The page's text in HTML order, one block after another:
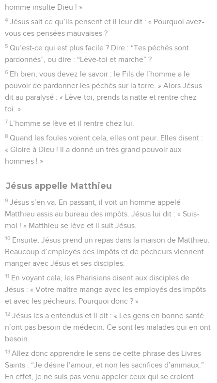
homme insulte Dieu ! »
4 Jésus sait ce qu’ils pensent et il leur dit : « Pourquoi avez-
vous ces pensées mauvaises ?
5 Qu’est-ce qui est plus facile ? Dire : “Tes péchés sont
pardonnés”, ou dire : “Lève-toi et marche” ?
6 Eh bien, vous devez le savoir : le Fils de l’homme a le
pouvoir de pardonner les péchés sur la terre. » Alors Jésus
dit au paralysé : « Lève-toi, prends ta natte et rentre chez
toi. »
7 L’homme se lève et il rentre chez lui.
8 Quand les foules voient cela, elles ont peur. Elles disent :
« Gloire à Dieu ! Il a donné un très grand pouvoir aux
hommes ! »
Jésus appelle Matthieu
9 Jésus s’en va. En passant, il voit un homme appelé
Matthieu assis au bureau des impôts. Jésus lui dit : « Suis-
moi ! » Matthieu se lève et il suit Jésus.
10 Ensuite, Jésus prend un repas dans la maison de Matthieu.
Beaucoup d’employés des impôts et de pécheurs viennent
manger avec Jésus et ses disciples.
11 En voyant cela, les Pharisiens disent aux disciples de
Jésus : « Votre maître mange avec les employés des impôts
et avec les pécheurs. Pourquoi donc ? »
12 Jésus les a entendus et il dit : « Les gens en bonne santé
n’ont pas besoin de médecin. Ce sont les malades qui en ont
besoin.
13 Allez donc apprendre le sens de cette phrase des Livres
Saints : “Je désire l’amour, et non les sacrifices d’animaux.”
En effet, je ne suis pas venu appeler ceux qui se croient